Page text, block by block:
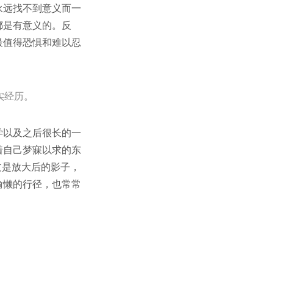
找不到意义而一
有意义的。反
得恐惧和难以忍
历。
及之后很长的一
己梦寐以求的东
放大后的影子，
的行径，也常常